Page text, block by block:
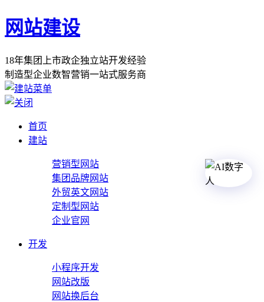
网站建设
18年集团 上市政企独立站开发经验
制 造型企业数智营销一站式服务商
首页
建站
营销型网站
集团品牌网站
外贸英文网站
定制型网站
企业官网
开发
小程序开发
网站改版
网站换后台